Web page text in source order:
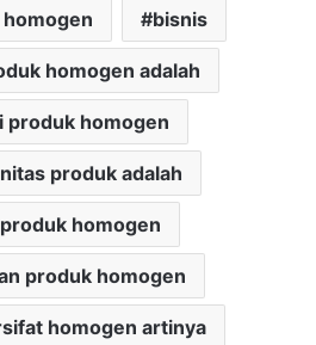
bisnis
homogen adalah
produk homogen
produk adalah
homogen
produk homogen
homogen artinya